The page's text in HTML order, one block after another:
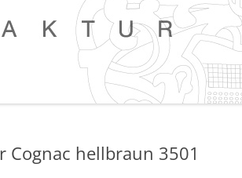
Cognac hellbraun 3501